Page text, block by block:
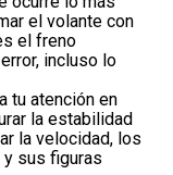
el volante con
el freno
incluso lo
tu atención en
la estabilidad
la velocidad, los
sus figuras